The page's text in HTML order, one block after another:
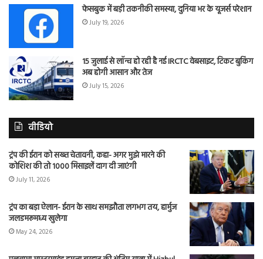
फेसबुक में बड़ी तकनीकी समस्या, दुनिया भर के यूजर्स परेशान
July 19, 2026
15 जुलाई से लॉन्च हो रही है नई IRCTC वेबसाइट, टिकट बुकिंग
अब होगी आसान और तेज
July 15, 2026
वीडियो
ट्रंप की ईरान को सख्त चेतावनी, कहा- अगर मुझे मारने की
कोशिश की तो 1000 मिसाइलें दाग दी जाएंगी
July 11, 2026
ट्रंप का बड़ा ऐलान- ईरान के साथ समझौता लगभग तय, हार्मुज
जलडमरूमध्य खुलेगा
May 24, 2026